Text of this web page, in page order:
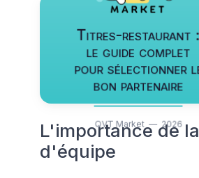
Titres-restaurant :
le guide complet
pour sélectionner
bon partenaire
QVT Market — 2026
L'importance de
d'équipe